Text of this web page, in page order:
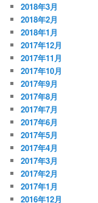
2018年3月
2018年2月
2018年1月
2017年12月
2017年11月
2017年10月
2017年9月
2017年8月
2017年7月
2017年6月
2017年5月
2017年4月
2017年3月
2017年2月
2017年1月
2016年12月